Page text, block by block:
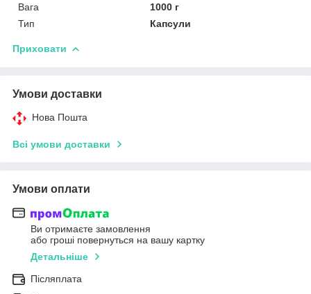
Вага
1000 г
Тип
Капсули
Приховати
Умови доставки
Нова Пошта
Всі умови доставки
Умови оплати
Ви отримаєте замовлення
або гроші повернуться на вашу картку
Детальніше
Післяплата